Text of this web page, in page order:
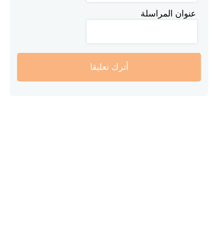
عنوان المراسلة
أترك تعليقا